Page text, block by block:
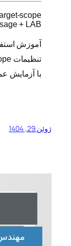
scope
+ LAB
با آزمایش
ژوئن 29, 1404